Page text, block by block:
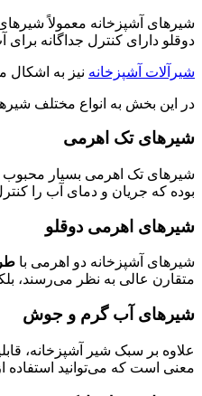
شیرهای آشپزخانه معمولاً
دوقلو دارای کنترل جداگانه
شیرآلات آشپزخانه نیز به اشکال
در این بخش به انواع مختلف
شیرهای تک اهرمی
شیرهای تک اهرمی بسیار محبوب
بوده که جریان و دمای آب را
شیرهای اهرمی دوقلو
شیرهای آشپزخانه دو اهرمی با
متقارن عالی به نظر می‌رسند،
شیرهای آب گرم و جوش
علاوه بر سبک شیر آشپزخانه،
معنی است که می‌توانید استفاده